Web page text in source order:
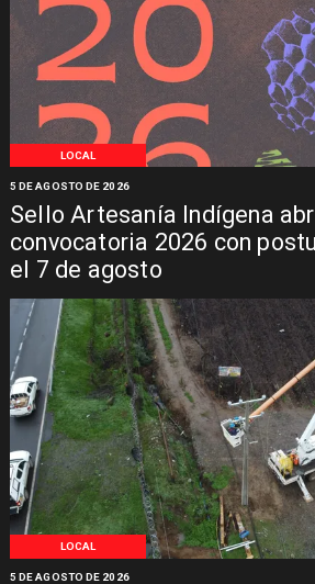
LOCAL
Sello Artesanía Indígena
convocatoria 2026 con
el 7 de agosto
5 DE AGOSTO DE 2026
LOCAL
5 DE AGOSTO DE 2026